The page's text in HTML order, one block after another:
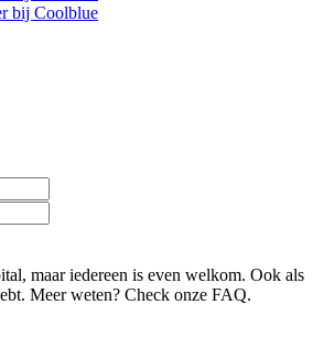
bij Coolblue
maar iedereen is even welkom. Ook als
Meer weten? Check onze FAQ.